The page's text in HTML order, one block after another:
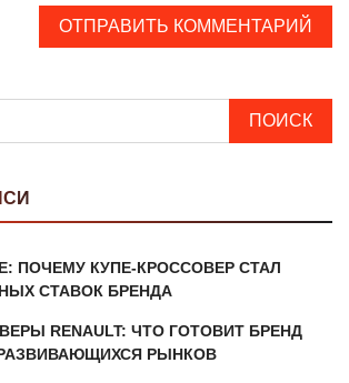
ПОЧЕМУ КУПЕ-КРОССОВЕР СТАЛ
СТАВОК БРЕНДА
RENAULT: ЧТО ГОТОВИТ БРЕНД
РЫНКОВ